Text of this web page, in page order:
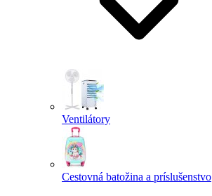
Ventilátory
Cestovná batožina a príslušenstvo